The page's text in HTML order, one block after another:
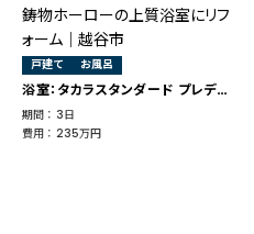
鋳物ホーローの上質浴室にリフ
ォーム｜越谷市
戸建て お風呂
浴室：タカラスタンダード プレデンシア
期間 ： 3日
費用 ： 235万円